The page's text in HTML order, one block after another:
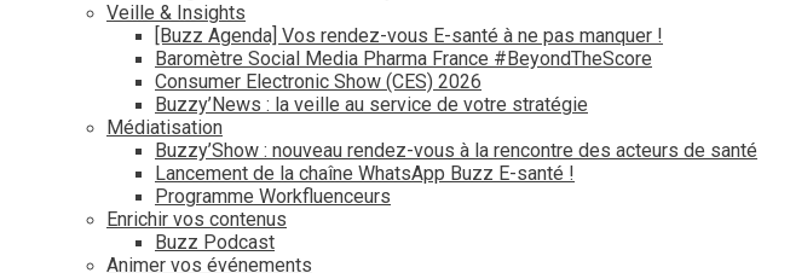
Veille & Insights
[Buzz Agenda] Vos rendez-vous E-santé à ne pas manquer !
Baromètre Social Media Pharma France #BeyondTheScore
Consumer Electronic Show (CES) 2026
Buzzy’News : la veille au service de votre stratégie
Médiatisation
Buzzy’Show : nouveau rendez-vous à la rencontre des acteurs de santé
Lancement de la chaîne WhatsApp Buzz E-santé !
Programme Workfluenceurs
Enrichir vos contenus
Buzz Podcast
Animer vos événements